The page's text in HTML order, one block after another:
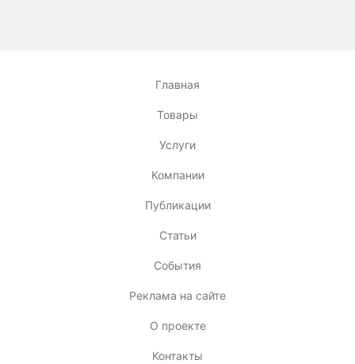
Главная
Товары
Услуги
Компании
Публикации
Статьи
События
Реклама на сайте
О проекте
Контакты